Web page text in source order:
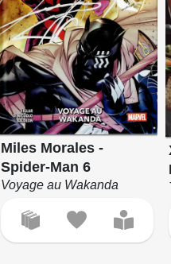
Miles Morales -
Spider-Man 6
Voyage au Wakanda